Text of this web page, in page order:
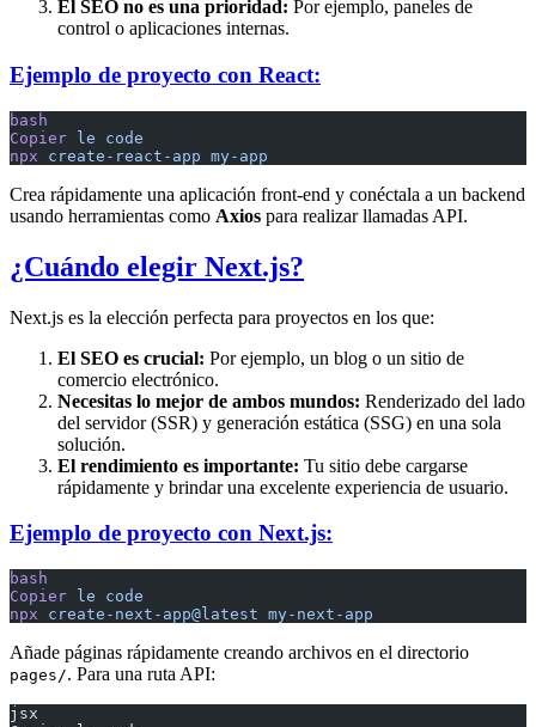
El SEO no es una prioridad: Por ejemplo, paneles de
control o aplicaciones internas.
Ejemplo de proyecto con React:
bash
Copier le code
npx create-react-app my-app
Crea rápidamente una aplicación front-end y conéctala a un backend
usando herramientas como Axios para realizar llamadas API.
¿Cuándo elegir Next.js?
Next.js es la elección perfecta para proyectos en los que:
El SEO es crucial: Por ejemplo, un blog o un sitio de
comercio electrónico.
Necesitas lo mejor de ambos mundos: Renderizado del lado
del servidor (SSR) y generación estática (SSG) en una sola
solución.
El rendimiento es importante: Tu sitio debe cargarse
rápidamente y brindar una excelente experiencia de usuario.
Ejemplo de proyecto con Next.js:
bash
Copier le code
npx create-next-app@latest my-next-app
Añade páginas rápidamente creando archivos en el directorio
pages/. Para una ruta API:
jsx